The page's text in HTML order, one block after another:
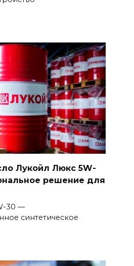
Лукойл Люкс 5W-
решение для
30 —
синтетическое